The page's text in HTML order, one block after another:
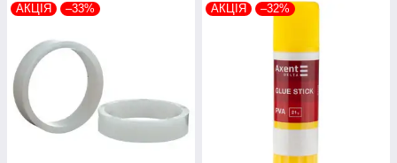
АКЦІЯ –33% АКЦІЯ –32%